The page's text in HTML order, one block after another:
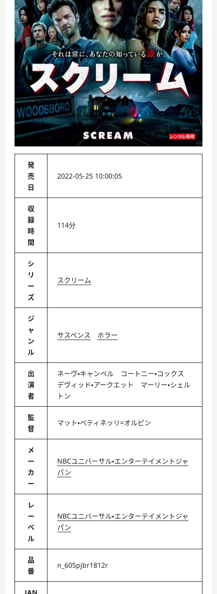
発
売
日
2022-05-25 10:00:05
収
録
時
間
114分
シ
リ
ー
ズ
スクリーム
ジ
ャ
ン
ル
サスペンス ホラー
出
演
者
ネーヴ・キャンベル コートニー・コックス
デヴィッド・アークエット マーリー・シェル
トン
監
督
マット・ベティネッリ=オルピン
メ
ー
カ
ー
NBCユニバーサル・エンターテイメントジャ
パン
レ
ー
ベ
ル
NBCユニバーサル・エンターテイメントジャ
パン
品
番
n_605pjbr1812r